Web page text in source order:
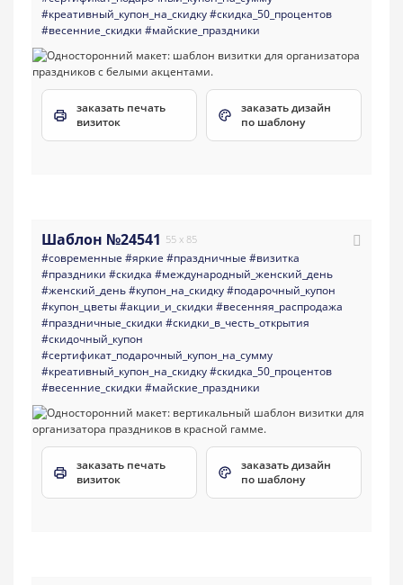
#креативный_купон_на_скидку#скидка_50_процентов
#весенние_скидки #майские_праздники
заказать печать
визиток
заказать дизайн
по шаблону
Шаблон №24541 55 x 85
#современные #яркие #праздничные #визитка
#праздники #скидка #международный_женский_день
#женский_день#купон_на_скидку#подарочный_купон
#купон_цветы#акции_и_скидки #весенняя_распродажа
#праздничные_скидки #скидки_в_честь_открытия
#скидочный_купон
#сертификат_подарочный_купон_на_сумму
#креативный_купон_на_скидку#скидка_50_процентов
#весенние_скидки #майские_праздники
заказать печать
визиток
заказать дизайн
по шаблону